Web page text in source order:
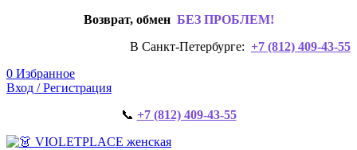
Возврат, обмен БЕЗ ПРОБЛЕМ!
В Санкт-Петербурге: +7 (812) 409-43-55
0 Избранное
Вход / Регистрация
📞 +7 (812) 409-43-55